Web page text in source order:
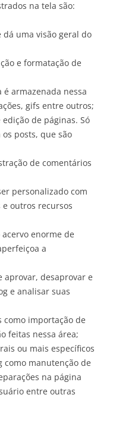
na tela são:
uma visão geral do
e formatação de
armazenada nessa
gifs entre outros;
de páginas. Só
posts, que são
de comentários
personalizado com
outros recursos
enorme de
a
aprovar, desaprovar e
e analisar suas
como importação de
feitas nessa área;
ou mais específicos
manutenção de
na página
entre outras